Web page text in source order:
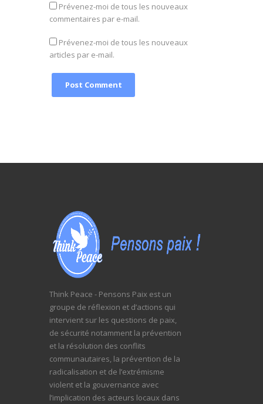
Prévenez-moi de tous les nouveaux
commentaires par e-mail.
Prévenez-moi de tous les nouveaux
articles par e-mail.
Think Peace - Pensons Paix est un
groupe de réflexion et d’actions qui
intervient sur les questions de paix,
de sécurité notamment la prévention
et la résolution des conflits
communautaires, la prévention de la
radicalisation et de l’extrémisme
violent et la gouvernance avec
l’implication des acteurs locaux dans